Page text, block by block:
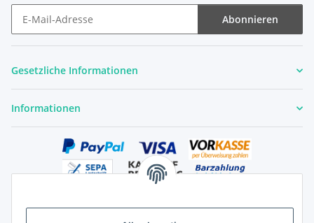
Abonnieren
Gesetzliche Informationen
Informationen